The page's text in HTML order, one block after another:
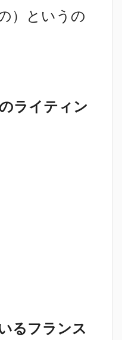
）というの
ライティン
るフランス